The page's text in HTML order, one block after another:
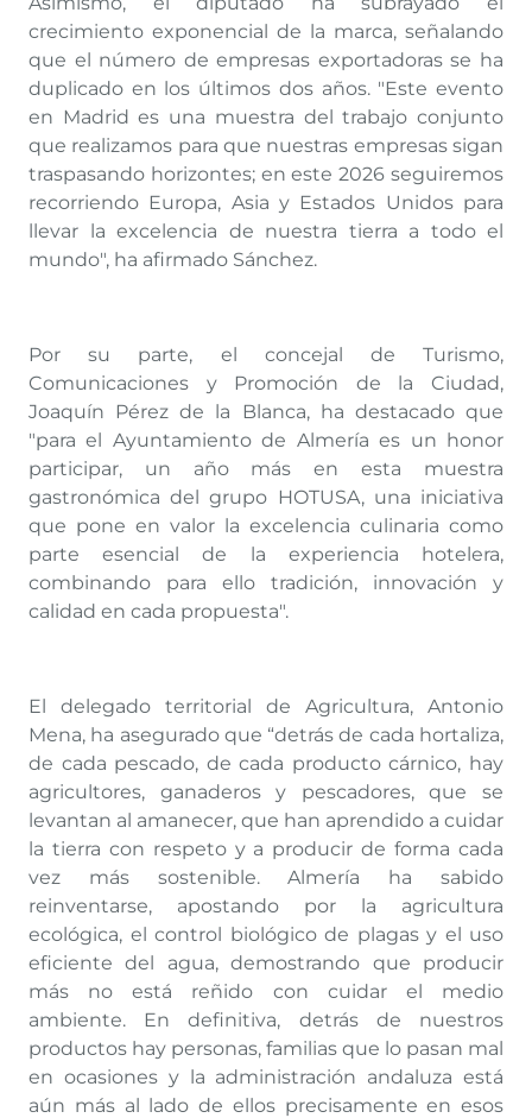
crecimiento exponencial de la marca, señalando
que el número de empresas exportadoras se ha
duplicado en los últimos dos años. "Este evento
en Madrid es una muestra del trabajo conjunto
que realizamos para que nuestras empresas sigan
traspasando horizontes; en este 2026 seguiremos
recorriendo Europa, Asia y Estados Unidos para
llevar la excelencia de nuestra tierra a todo el
mundo", ha afirmado Sánchez.
Por su parte, el concejal de Turismo,
Comunicaciones y Promoción de la Ciudad,
Joaquín Pérez de la Blanca, ha destacado que
"para el Ayuntamiento de Almería es un honor
participar, un año más en esta muestra
gastronómica del grupo HOTUSA, una iniciativa
que pone en valor la excelencia culinaria como
parte esencial de la experiencia hotelera,
combinando para ello tradición, innovación y
calidad en cada propuesta".
El delegado territorial de Agricultura, Antonio
Mena, ha asegurado que “detrás de cada hortaliza,
de cada pescado, de cada producto cárnico, hay
agricultores, ganaderos y pescadores, que se
levantan al amanecer, que han aprendido a cuidar
la tierra con respeto y a producir de forma cada
vez más sostenible. Almería ha sabido
reinventarse, apostando por la agricultura
ecológica, el control biológico de plagas y el uso
eficiente del agua, demostrando que producir
más no está reñido con cuidar el medio
ambiente. En definitiva, detrás de nuestros
productos hay personas, familias que lo pasan mal
en ocasiones y la administración andaluza está
aún más al lado de ellos precisamente en esos